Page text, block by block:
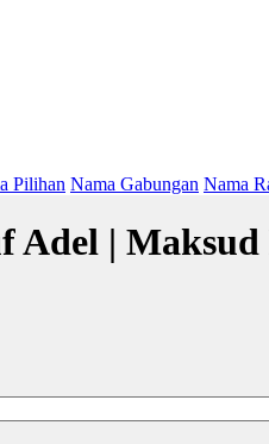
Pilihan Nama Gabungan Nama
Adel |